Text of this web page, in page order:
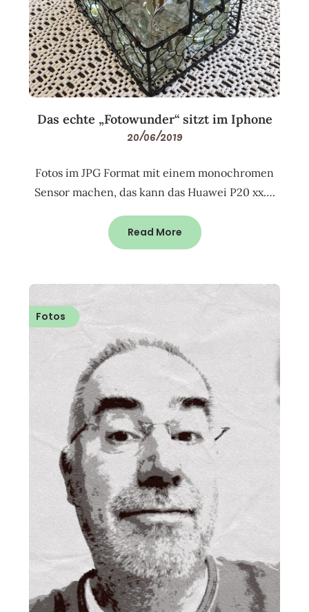
Das echte „Fotowunder“ sitzt im Iphone
20/06/2019
Fotos im JPG Format mit einem monochromen
Sensor machen, das kann das Huawei P20 xx….
Read More
Fotos